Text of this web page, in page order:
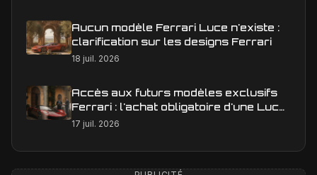
Aucun modèle Ferrari Luce n'existe :
clarification sur les designs Ferrari
18 juil. 2026
Accès aux futurs modèles exclusifs
Ferrari : l'achat obligatoire d'une Luce
est-il une réalité ?
17 juil. 2026